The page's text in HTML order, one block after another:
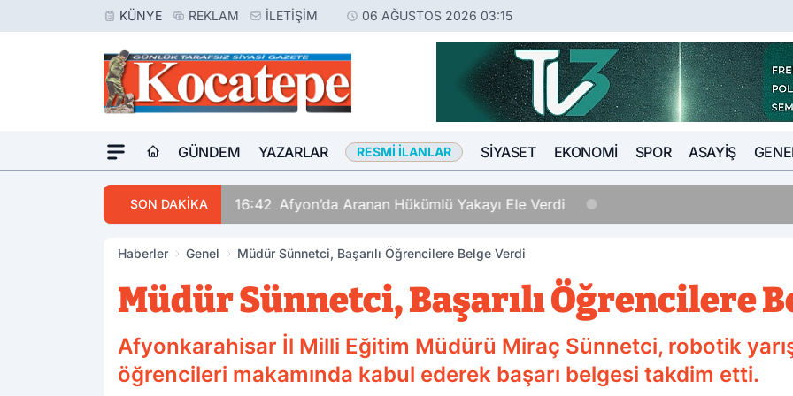
KÜNYE REKLAM İLETIŞIM 06 AĞUSTOS 2026 03:15
GÜNDEM YAZARLAR RESMI İLANLAR SIYASET EKONOMI SPOR ASAYIŞ
SON DAKİKA 16:42 Afyon’da Aranan Hükümlü Yakayı Ele Verdi
Haberler Genel Müdür Sünnetci, Başarılı Öğrencilere Belge Verdi
Müdür Sünnetci, Başarılı Öğrencilere
Afyonkarahisar İl Milli Eğitim Müdürü Miraç Sünnetci, robotik
öğrencileri makamında kabul ederek başarı belgesi takdim etti.